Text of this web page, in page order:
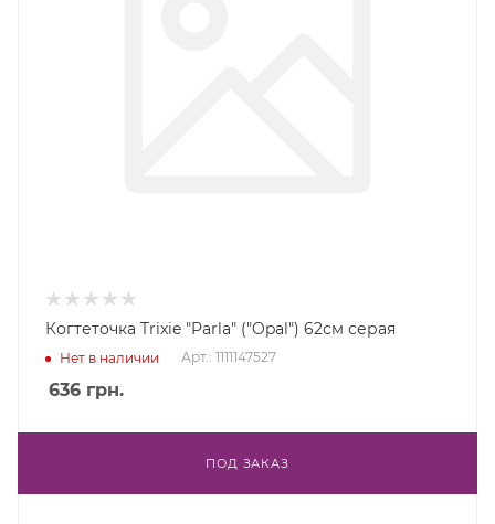
Когтеточка Trixie "Parla" ("Opal") 62см серая
Нет в наличии Арт.: 1111147527
636 грн.
ПОД ЗАКАЗ